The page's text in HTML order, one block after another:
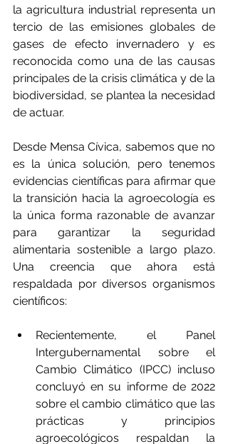
la agricultura industrial representa un
tercio de las emisiones globales de
gases de efecto invernadero y es
reconocida como una de las causas
principales de la crisis climática y de la
biodiversidad, se plantea la necesidad
de actuar.
Desde Mensa Cívica, sabemos que no
es la única solución, pero tenemos
evidencias científicas para afirmar que
la transición hacia la agroecología es
la única forma razonable de avanzar
para garantizar la seguridad
alimentaria sostenible a largo plazo.
Una creencia que ahora está
respaldada por diversos organismos
científicos:
Recientemente, el Panel
Intergubernamental sobre el
Cambio Climático (IPCC) incluso
concluyó en su informe de 2022
sobre el cambio climático que las
prácticas y principios
agroecológicos respaldan la